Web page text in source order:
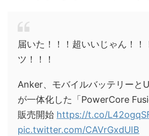
届いた！！！超いいじゃん！！
ツ！！！
Anker、モバイルバッテリーと
が一体化した「PowerCore
販売開始 https://t.co/
pic.twitter.com/CAVrGxdUIB